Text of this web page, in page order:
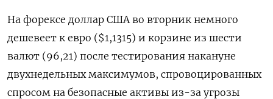
На форексе доллар США во вторник немного
дешевеет к евро ($1,1315) и корзине из шести
валют (96,21) после тестирования накануне
двухнедельных максимумов, спровоцированных
спросом на безопасные активы из-за угрозы